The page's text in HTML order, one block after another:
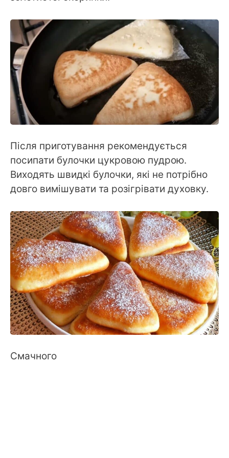
Після приготування рекомендується
посипати булочки цукровою пудрою.
Виходять швидкі булочки, які не потрібно
довго вимішувати та розігрівати духовку.
Смачного